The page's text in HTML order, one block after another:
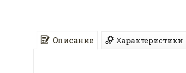
Описание Характеристики